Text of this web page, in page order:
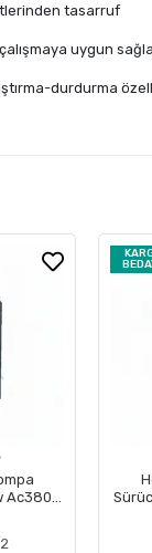
tasarruf
uygun
durdurma
Pv